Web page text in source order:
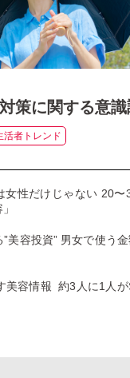
策に関する意
活者トレンド
女性だけじゃない 20〜
美容投資” 男女で使う
美容情報約3人に1人